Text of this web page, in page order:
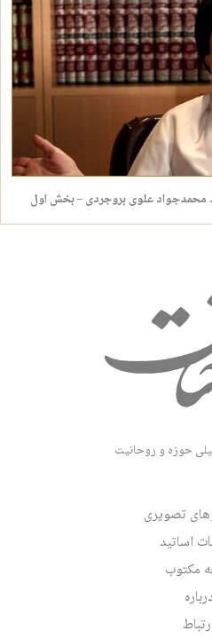
محمدجواد علوی بروجردی – بخش اول
حوزه و روحانیت
تصویری
اساتید
مکتوب